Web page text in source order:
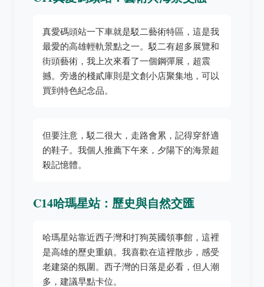
真愛碼頭站一下車就是駁二藝術特區，這是我
最愛的高雄輕軌景點之一。駁二有超多展覽和
街頭藝術，我上次來看了一個鋼彈展，超震
撼。旁邊的棧貳庫則是文創小店聚集地，可以
買到特色紀念品。
但要注意，駁二很大，走路會累，記得穿舒適
的鞋子。我個人推薦下午來，夕陽下的海景超
殺記憶體。
C14哈瑪星站：歷史與自然交匯
哈瑪星站靠近西子灣和打狗英國領事館，這裡
是高雄的歷史重鎮。我喜歡在這裡散步，感受
老建築的氛圍。西子灣的日落是必看，但人潮
多，建議早點卡位。